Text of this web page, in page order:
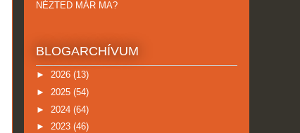
NÉZTED MÁR MA?
BLOGARCHÍVUM
► 2026 (13)
► 2025 (54)
► 2024 (64)
► 2023 (46)